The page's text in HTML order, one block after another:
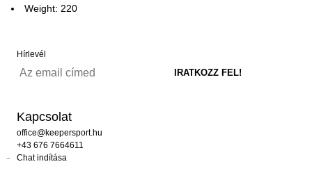
Weight: 220
Hírlevél
Kapcsolat
office@keepersport.hu
+43 676 7664611
Chat indítása